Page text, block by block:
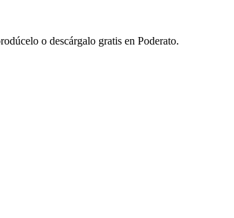
o descárgalo gratis en Poderato.